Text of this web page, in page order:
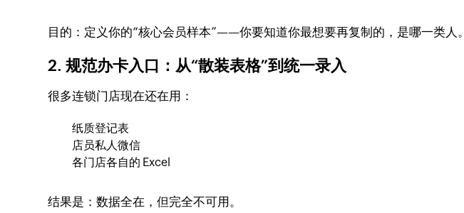
目的：定义你的“核心会员样本”——你要知道你最想要再复制的，是哪一类人。
2. 规范办卡入口：从“散装表格”到统一录入
很多连锁门店现在还在用：
纸质登记表
店员私人微信
各门店各自的 Excel
结果是：数据全在，但完全不可用。